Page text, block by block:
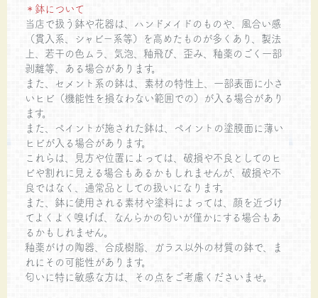
＊鉢について
当店で扱う鉢や花器は、ハンドメイドのものや、風合い感
（貫入系、シャビー系等）を高めたものが多くあり、製法
上、若干の色ムラ、気泡、釉飛び、歪み、釉薬のごく一部
剥離等、ある場合があります。
また、セメント系の鉢は、素材の特性上、一部表面に小さ
いヒビ（機能性を損なわない範囲での）が入る場合があり
ます。
また、ペイントが施された鉢は、ペイントの塗膜面に薄い
ヒビが入る場合があります。
これらは、見方や位置によっては、破損や不良としてのヒ
ビや割れに見える場合もあるかもしれませんが、破損や不
良ではなく、通常品としての扱いになります。
また、鉢に使用される素材や塗料によっては、顔を近づけ
てよくよく嗅げば、なんらかの匂いが僅かにする場合もあ
るかもしれません。
釉薬がけの陶器、合成樹脂、ガラス以外の材質の鉢で、ま
れにその可能性があります。
匂いに特に敏感な方は、その点をご考慮くださいませ。